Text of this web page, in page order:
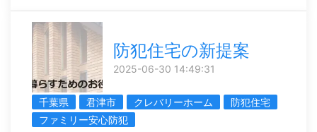
防犯住宅の新提案
2025-06-30 14:49:31
千葉県 君津市 クレバリーホーム
防犯住宅
ファミリー安心防犯